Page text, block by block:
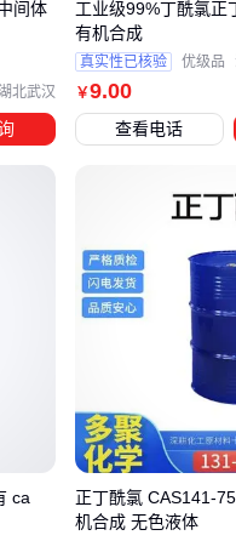
能显
合长
操作防
耐溶
防雾
防静
购
对于
统。
五、
正丁脂
溶剂纯
北武汉
间体
￥9.00
工业级99%丁酰氯正
有机合成
真实性已核验 优级品
查看电话
ca
正丁酰氯 CAS141-
机合成 无色液体